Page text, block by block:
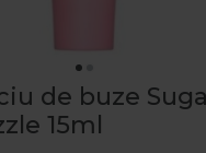
de buze
15ml